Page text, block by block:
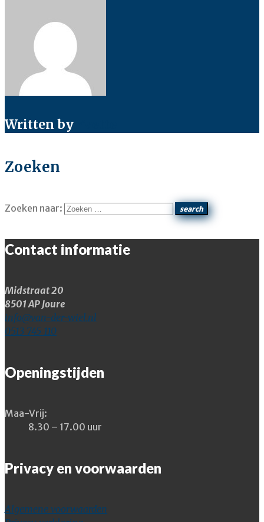
Written by
Zoeken
Zoeken naar: search
Contact informatie
Midstraat 20
8501 AP Joure
info@van-der-wiel.nl
0513 745 110
Openingstijden
Maa-Vrij:
8.30 – 17.00 uur
Privacy en voorwaarden
Algemene voorwaarden